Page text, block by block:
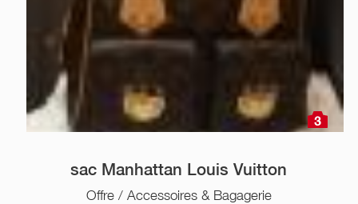
3
sac Manhattan Louis Vuitton
Offre / Accessoires & Bagagerie